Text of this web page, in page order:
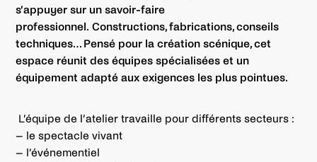
s’appuyer sur un savoir-faire
professionnel. Constructions, fabrications, conseils
techniques… Pensé pour la création scénique, cet
espace réunit des équipes spécialisées et un
équipement adapté aux exigences les plus pointues.
L’équipe de l’atelier travaille pour différents secteurs :
– le spectacle vivant
– l’événementiel